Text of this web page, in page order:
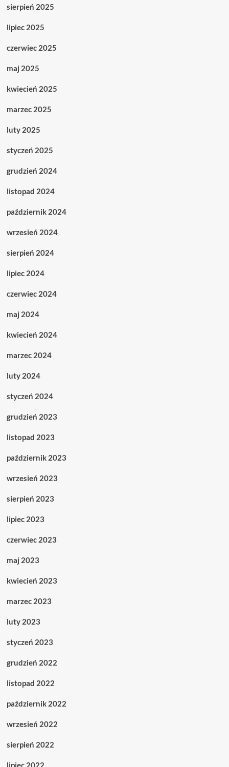
sierpień 2025
lipiec 2025
czerwiec 2025
maj 2025
kwiecień 2025
marzec 2025
luty 2025
styczeń 2025
grudzień 2024
listopad 2024
październik 2024
wrzesień 2024
sierpień 2024
lipiec 2024
czerwiec 2024
maj 2024
kwiecień 2024
marzec 2024
luty 2024
styczeń 2024
grudzień 2023
listopad 2023
październik 2023
wrzesień 2023
sierpień 2023
lipiec 2023
czerwiec 2023
maj 2023
kwiecień 2023
marzec 2023
luty 2023
styczeń 2023
grudzień 2022
listopad 2022
październik 2022
wrzesień 2022
sierpień 2022